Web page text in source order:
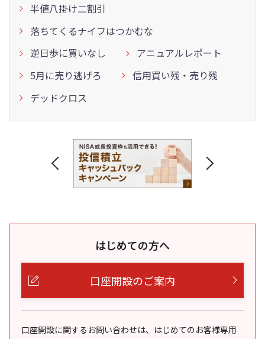
半値八掛け二割引
落ちてくるナイフはつかむな
逆日歩に買いなし
アニュアルレポート
5月に売り逃げろ
信用買い残・売り残
デッドクロス
はじめての方へ
口座開設のご案内
口座開設に関するお問い合わせは、はじめてのお客様専用